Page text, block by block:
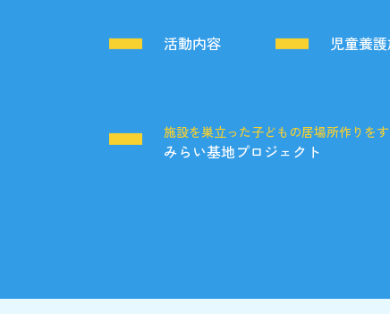
活動内容 児童養
施設を巣立った子どもの居場所作りをす
みらい基地プロジェクト